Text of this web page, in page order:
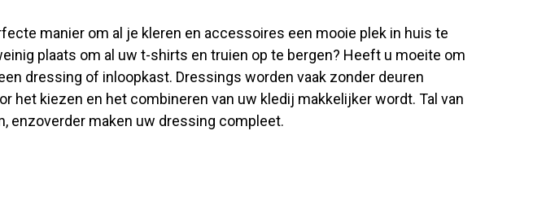
manier om al je kleren en accessoires een mooie plek in huis te
plaats om al uw t-shirts en truien op te bergen? Heeft u moeite om
dressing of inloopkast. Dressings worden vaak zonder deuren
het kiezen en het combineren van uw kledij makkelijker wordt. Tal van
enzoverder maken uw dressing compleet.